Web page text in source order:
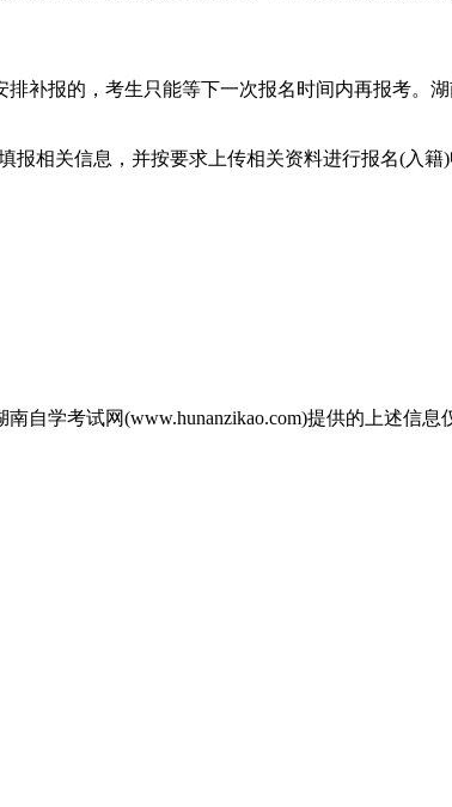
补报的，考生只能等下一次报名时间内再报考。
报相关信息，并按要求上传相关资料进行报名(入
自学考试网(www.hunanzikao.com)提供的上述信